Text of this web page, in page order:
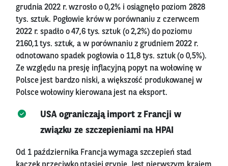
grudnia 2022 r. wzrosło o 0,2% i osiągnęło poziom 2828
tys. sztuk. Pogłowie krów w porównaniu z czerwcem
2022 r. spadło o 47,6 tys. sztuk (o 2,2%) do poziomu
2160,1 tys. sztuk, a w porównaniu z grudniem 2022 r.
odnotowano spadek pogłowia o 11,8 tys. sztuk (o 0,5%).
Ze względu na presję inflacyjną popyt na wołowinę w
Polsce jest bardzo niski, a większość produkowanej w
Polsce wołowiny kierowana jest na eksport.
USA ograniczają import z Francji w
związku ze szczepieniami na HPAI
Od 1 października Francja wymaga szczepień stad